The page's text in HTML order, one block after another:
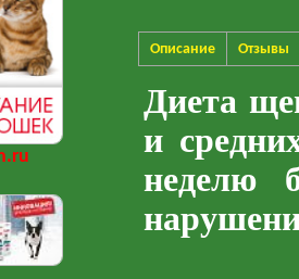
Описание Отзывы
Диета
и
неделю